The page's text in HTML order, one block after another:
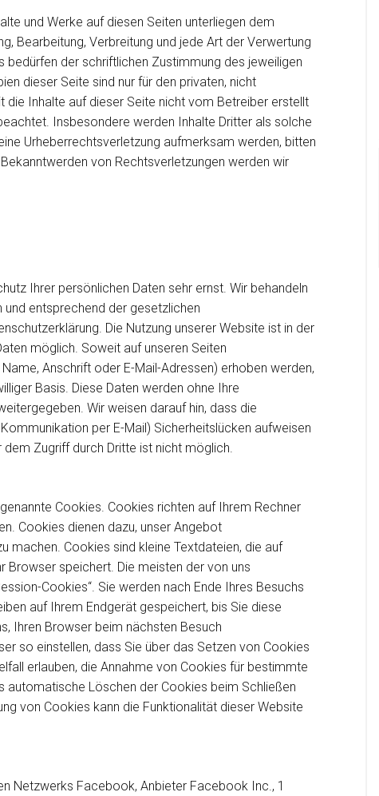
und Werke auf diesen Seiten unterliegen dem
Bearbeitung, Verbreitung und jede Art der Verwertung
bedürfen der schriftlichen Zustimmung des jeweiligen
dieser Seite sind nur für den privaten, nicht
Inhalte auf dieser Seite nicht vom Betreiber erstellt
Insbesondere werden Inhalte Dritter als solche
Urheberrechtsverletzung aufmerksam werden, bitten
von Rechtsverletzungen werden wir
Ihrer persönlichen Daten sehr ernst. Wir behandeln
und entsprechend der gesetzlichen
Die Nutzung unserer Website ist in der
möglich. Soweit auf unseren Seiten
Anschrift oder E-Mail-Adressen) erhoben werden,
Basis. Diese Daten werden ohne Ihre
Wir weisen darauf hin, dass die
per E-Mail) Sicherheitslücken aufweisen
Zugriff durch Dritte ist nicht möglich.
Cookies. Cookies richten auf Ihrem Rechner
Cookies dienen dazu, unser Angebot
machen. Cookies sind kleine Textdateien, die auf
Browser speichert. Die meisten der von uns
Cookies“. Sie werden nach Ende Ihres Besuchs
auf Ihrem Endgerät gespeichert, bis Sie diese
Ihren Browser beim nächsten Besuch
so einstellen, dass Sie über das Setzen von Cookies
erlauben, die Annahme von Cookies für bestimmte
automatische Löschen der Cookies beim Schließen
von Cookies kann die Funktionalität dieser Website
Netzwerks Facebook, Anbieter Facebook Inc., 1